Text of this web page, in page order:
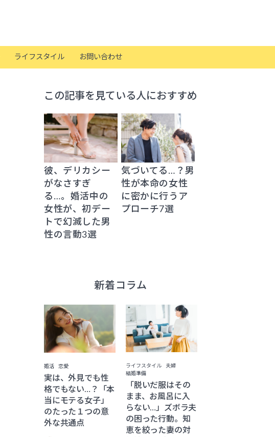
ライフスタイル お問い合わせ
この記事を見ている人におすすめ
彼、デリカシー
がなさすぎ
る…。婚活中の
女性が、初デー
トで幻滅した男
性の言動3選
気づいてる…？男
性が本命の女性
に密かに行うア
プローチ7選
新着コラム
婚活 恋愛
実は、外見でも性
格でもない…？「本
当にモテる女子」
のたった１つの意
外な共通点
ライフスタイル
夫婦
結婚準備
「脱いだ服はその
まま、お風呂に入
らない…」ズボラ夫
の困った行動。知
恵を絞った妻の対